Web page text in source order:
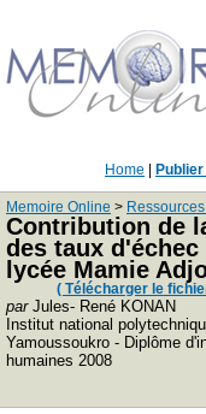
Home
Memoire Online >
Contribution de
des taux
lycée Mamie
( Télécharger le
parJules- René KONAN
Institut national
Yamoussoukro - Diplôme
humaines 2008